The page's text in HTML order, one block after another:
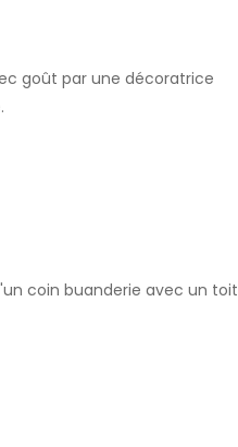
goût par une décoratrice
coin buanderie avec un toit